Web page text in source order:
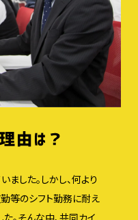
した。しかし、何より
等のシフト勤務に耐え
。そんな中、共同カイ